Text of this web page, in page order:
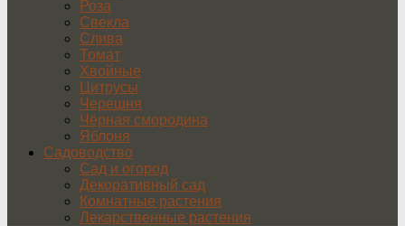
Роза
Свекла
Слива
Томат
Хвойные
Цитрусы
Черешня
Чёрная смородина
Яблоня
Садоводство
Сад и огород
Декоративный сад
Комнатные растения
Лекарственные растения